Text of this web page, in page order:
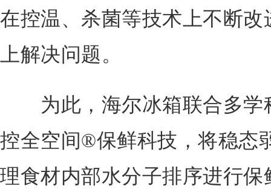
在控温、杀菌等技术上不断
上解决问题。
为此，海尔冰箱联合多学
控全空间®保鲜科技，将稳态
理食材内部水分子排序进行